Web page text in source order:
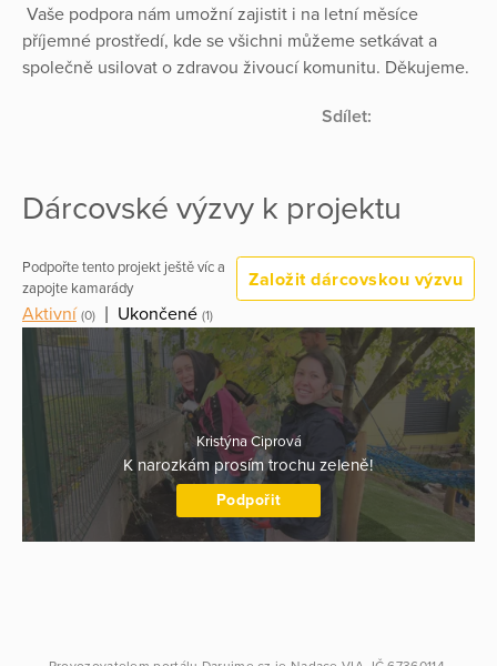
Vaše podpora nám umožní zajistit i na letní měsíce
příjemné prostředí, kde se všichni můžeme setkávat a
společně usilovat o zdravou živoucí komunitu. Děkujeme.
Sdílet:
Dárcovské výzvy k projektu
Podpořte tento projekt ještě víc a
zapojte kamarády
Založit dárcovskou výzvu
Aktivní (0) Ukončené (1)
Kristýna Ciprová
K narozkám prosím trochu zeleně!
Podpořit